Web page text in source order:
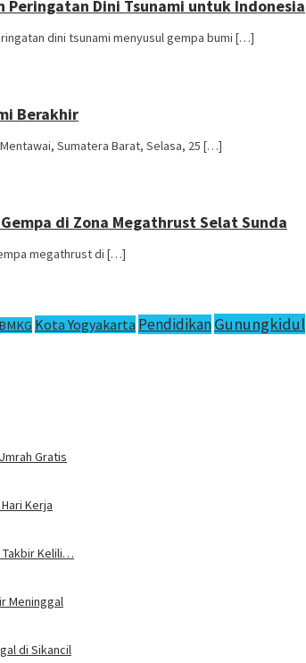
Peringatan Dini Tsunami untuk Indonesia
dini tsunami menyusul gempa bumi […]
Berakhir
Sumatera Barat, Selasa, 25 […]
di Zona Megathrust Selat Sunda
megathrust di […]
BMKG Kota Yogyakarta PendidikanGunungkidul
Gratis
Kerja
Takbir Kelili…
Meninggal
di Sikancil